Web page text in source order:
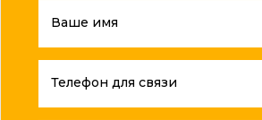
Ваше имя
Телефон для связи